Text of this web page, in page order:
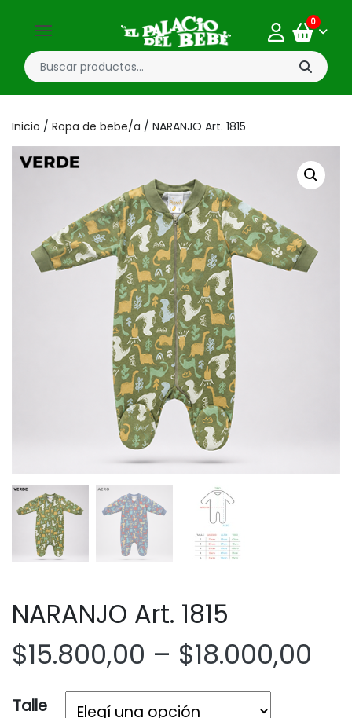
0
Inicio / Ropa de bebe/a / NARANJO Art. 1815
NARANJO Art. 1815
$15.800,00 – $18.000,00
Talle